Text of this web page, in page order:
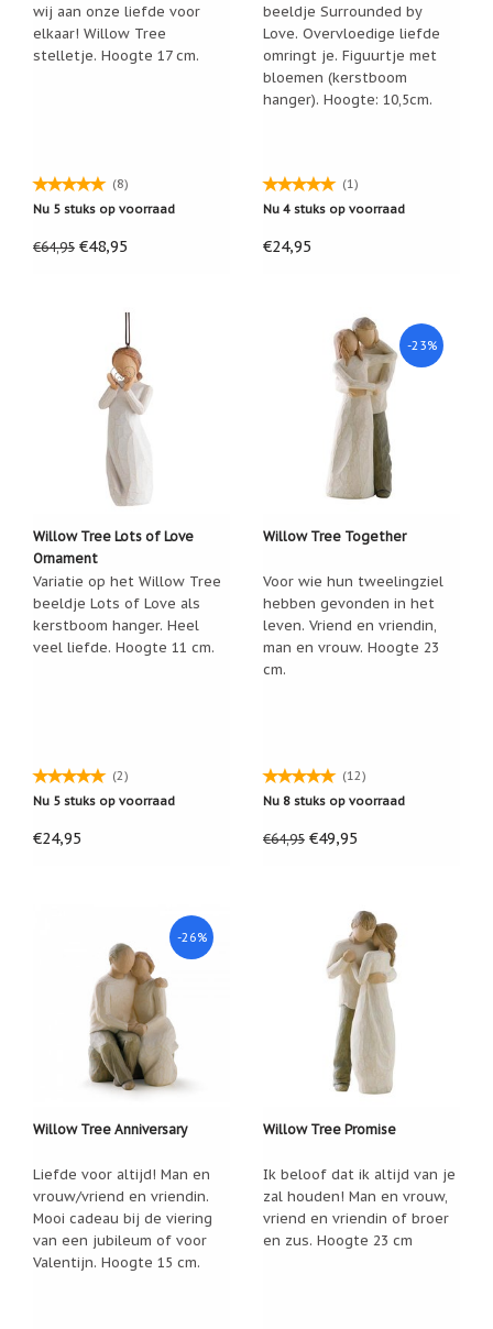
wij aan onze liefde voor
elkaar! Willow Tree
stelletje. Hoogte 17 cm.
(8)
Nu 5 stuks op voorraad
€64,95 €48,95
beeldje Surrounded by
Love. Overvloedige liefde
omringt je. Figuurtje met
bloemen (kerstboom
hanger). Hoogte: 10,5cm.
(1)
Nu 4 stuks op voorraad
€24,95
Willow Tree Lots of Love
Ornament
Variatie op het Willow Tree
beeldje Lots of Love als
kerstboom hanger. Heel
veel liefde. Hoogte 11 cm.
(2)
Nu 5 stuks op voorraad
€24,95
-23%
Willow Tree Together
Voor wie hun tweelingziel
hebben gevonden in het
leven. Vriend en vriendin,
man en vrouw. Hoogte 23
cm.
(12)
Nu 8 stuks op voorraad
€64,95 €49,95
-26%
Willow Tree Anniversary
Liefde voor altijd! Man en
vrouw/vriend en vriendin.
Mooi cadeau bij de viering
van een jubileum of voor
Valentijn. Hoogte 15 cm.
Willow Tree Promise
Ik beloof dat ik altijd van je
zal houden! Man en vrouw,
vriend en vriendin of broer
en zus. Hoogte 23 cm